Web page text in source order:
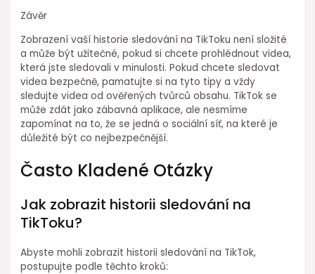
Závěr
Zobrazení vaší historie sledování na TikToku není složité
a může být užitečné, pokud si chcete prohlédnout videa,
která jste sledovali v minulosti. Pokud chcete sledovat
videa bezpečně, pamatujte si na tyto tipy a vždy
sledujte videa od ověřených tvůrců obsahu. TikTok se
může zdát jako zábavná aplikace, ale nesmíme
zapomínat na to, že se jedná o sociální síť, na které je
důležité být co nejbezpečnější.
Často Kladené Otázky
Jak zobrazit historii sledování na
TikToku?
Abyste mohli zobrazit historii sledování na TikTok,
postupujte podle těchto kroků: